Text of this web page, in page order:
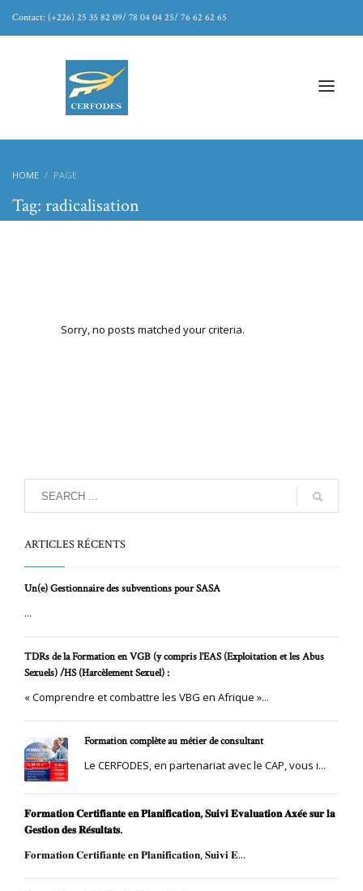
Contact: (+226) 25 35 82 09/ 78 04 04 25/ 76 62 62 65
HOME PAGE
Tag: radicalisation
Sorry, no posts matched your criteria.
ARTICLES RÉCENTS
Un(e) Gestionnaire des subventions pour SASA
...
TDRs de la Formation en VGB (y compris l’EAS (Exploitation et les Abus
Sexuels) /HS (Harcèlement Sexuel) :
« Comprendre et combattre les VBG en Afrique »...
Formation complète au métier de consultant
Le CERFODES, en partenariat avec le CAP, vous i...
𝐅𝐨𝐫𝐦𝐚𝐭𝐢𝐨𝐧 𝐂𝐞𝐫𝐭𝐢𝐟𝐢𝐚𝐧𝐭𝐞 𝐞𝐧 𝐏𝐥𝐚𝐧𝐢𝐟𝐢𝐜𝐚𝐭𝐢𝐨𝐧, 𝐒𝐮𝐢𝐯𝐢 𝐄𝐯𝐚𝐥𝐮𝐚𝐭𝐢𝐨𝐧 𝐀𝐱𝐞́𝐞 𝐬𝐮𝐫 𝐥𝐚
𝐆𝐞𝐬𝐭𝐢𝐨𝐧 𝐝𝐞𝐬 𝐑𝐞́𝐬𝐮𝐥𝐭𝐚𝐭𝐬.
𝐅𝐨𝐫𝐦𝐚𝐭𝐢𝐨𝐧 𝐂𝐞𝐫𝐭𝐢𝐟𝐢𝐚𝐧𝐭𝐞 𝐞𝐧 𝐏𝐥𝐚𝐧𝐢𝐟𝐢𝐜𝐚𝐭𝐢𝐨𝐧, 𝐒𝐮𝐢𝐯𝐢 𝐄...